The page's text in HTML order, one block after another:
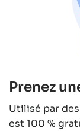
Prenez
Utilisé par
est 100 %